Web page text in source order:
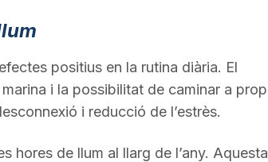
positius en la rutina diària. El
i la possibilitat de caminar a prop
i reducció de l’estrès.
hores de llum al llarg de l’any. Aquesta